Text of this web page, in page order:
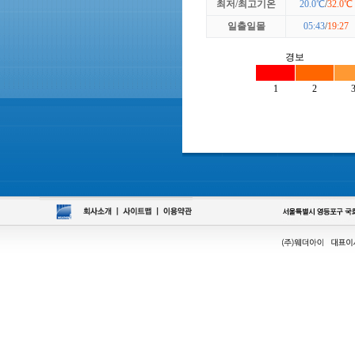
최저/최고기온 20.0℃/32.0℃
일출일몰
05:43/19:27
경보
1 2 3